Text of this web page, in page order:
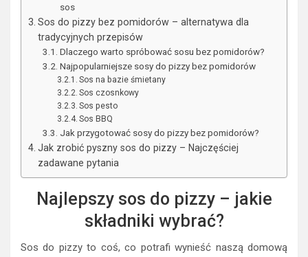
sos
Sos do pizzy bez pomidorów – alternatywa dla
tradycyjnych przepisów
Dlaczego warto spróbować sosu bez pomidorów?
Najpopularniejsze sosy do pizzy bez pomidorów
Sos na bazie śmietany
Sos czosnkowy
Sos pesto
Sos BBQ
Jak przygotować sosy do pizzy bez pomidorów?
Jak zrobić pyszny sos do pizzy – Najczęściej
zadawane pytania
Najlepszy sos do pizzy – jakie
składniki wybrać?
Sos do pizzy to coś, co potrafi wynieść naszą domową